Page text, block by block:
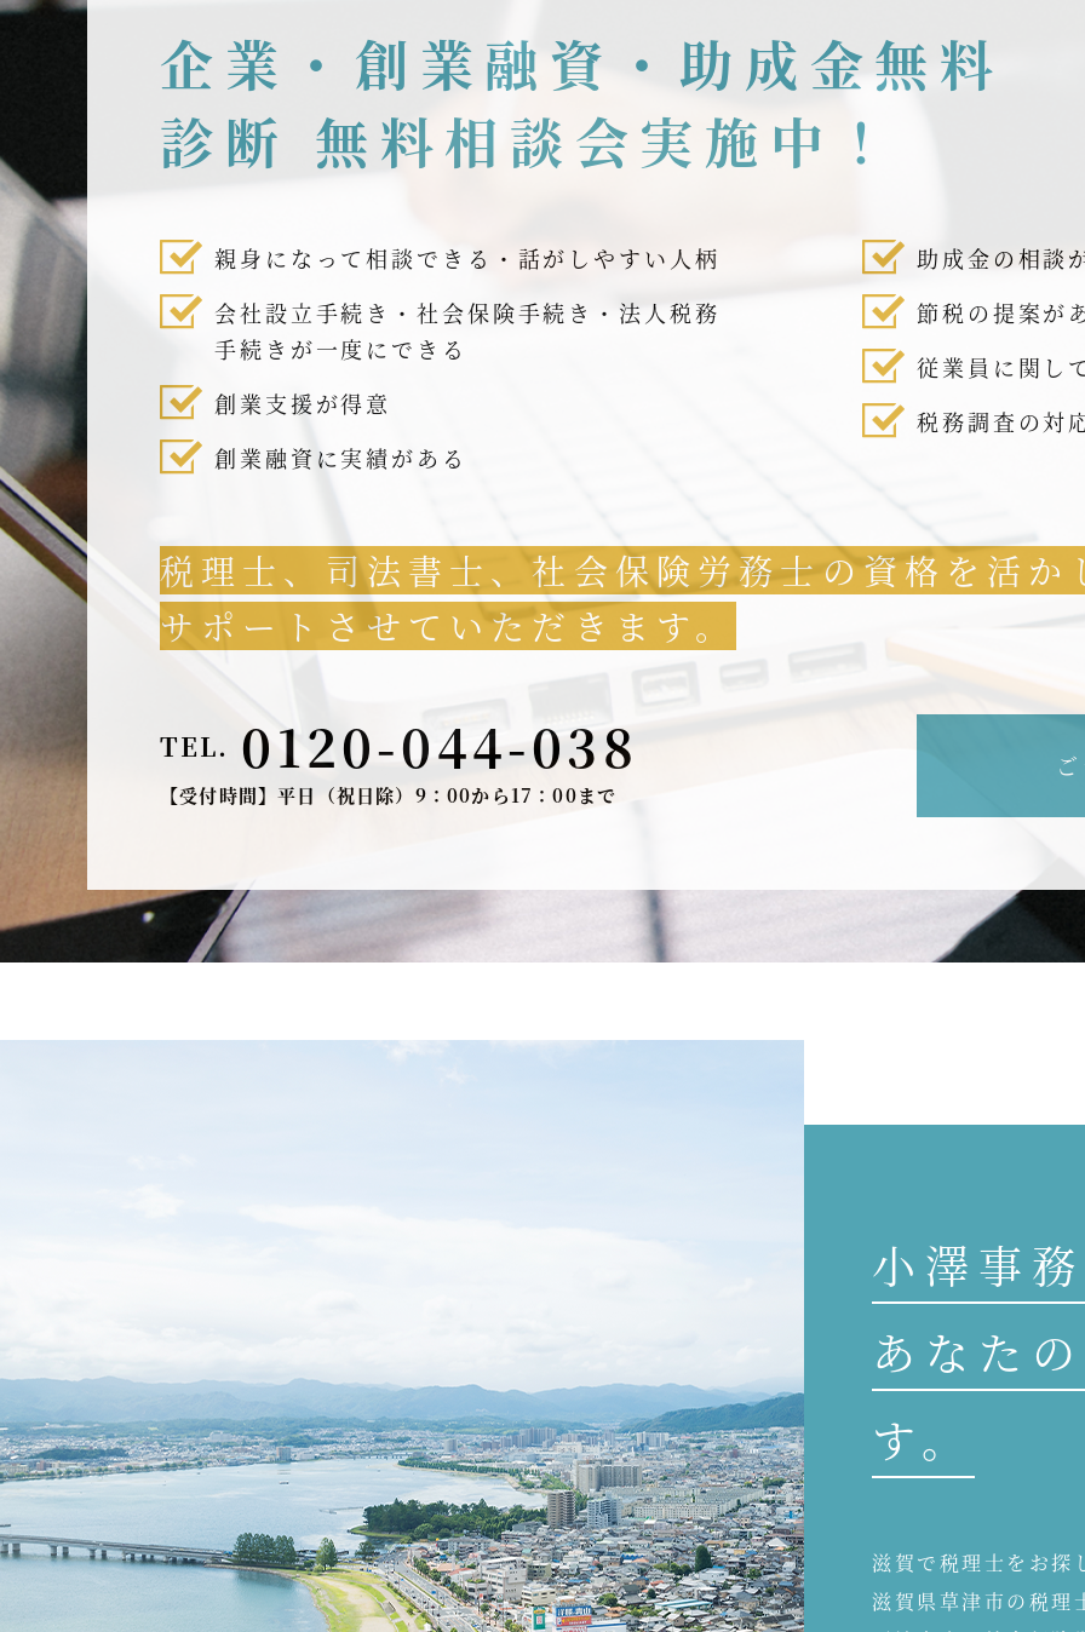
企業・創業融資・助成金無料
診断 無料相談会実施中！
親身になって相談できる・話がしやすい人柄
会社設立手続き・社会保険手続き・法人税務
手続きが一度にできる
創業支援が得意
創業融資に実績がある
助成金の相談
節税の提案が
従業員に関し
税務調査の対
税理士、司法書士、社会保険労務士の資格を活か
サポートさせていただきます。
TEL. 0120-044-038
【受付時間】平日（祝日除）9：00から17：00まで
小澤事
あなた
す。
滋賀で税理士をお探
滋賀県草津市の税理